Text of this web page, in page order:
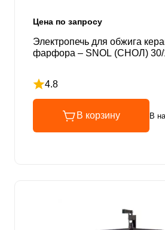
Цена по запросу
Электропечь для обжига
фарфора – SNOL (СНОЛ) 30/
4.8
Рейтинг 4.8 из 5
В корзину В